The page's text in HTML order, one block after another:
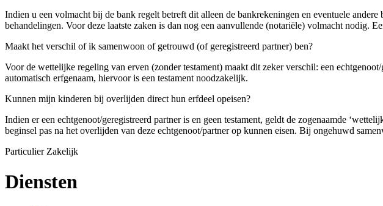
Indien u een volmacht bij de bank regelt betreft dit alleen de bankrekeningen en eventuele
behandelingen. Voor deze laatste zaken is dan nog een aanvullende (notariële) volmacht nodig.
Maakt het verschil of ik samenwoon of getrouwd (of geregistreerd partner) ben?
Voor de wettelijke regeling van erven (zonder testament) maakt dit zeker verschil: een
automatisch erfgenaam, hiervoor is een testament noodzakelijk.
Kunnen mijn kinderen bij overlijden direct hun erfdeel opeisen?
Indien er een echtgenoot/geregistreerd partner is en geen testament, geldt de zogenaamde
beginsel pas na het overlijden van deze echtgenoot/partner op kunnen eisen. Bij ongehuwd
Particulier Zakelijk
Diensten